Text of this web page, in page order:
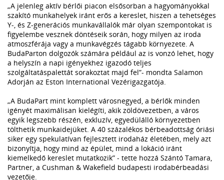
„A jelenleg aktív bérlői piacon elsősorban a hagyományokkal
szakító munkahelyek iránt erős a kereslet, hiszen a tehetséges
Y-, és Z-generációs munkavállalók már olyan szempontokat is
figyelembe vesznek döntéseik során, hogy milyen az iroda
atmoszférája vagy a munkavégzés tágabb környezete. A
BudaParton dolgozók számára például az is vonzó lehet, hogy
a helyszín a napi igényekhez igazodó teljes
szolgáltatáspalettát sorakoztat majd fel”- mondta Salamon
Adorján az Eston International Vezérigazgatója.
„A BudaPart mint komplett városnegyed, a bérlők minden
igényét maximálisan kielégíti, akik zöldövezetben, a város
egyik legszebb részén, exkluzív, egyedülálló környezetben
tölthetik munkaidejüket. A 40 százalékos bérbeadottság óriási
siker egy spekulatívan fejlesztett irodaház életében, mely azt
bizonyítja, hogy mind az épület, mind a lokáció iránt
kiemelkedő kereslet mutatkozik” - tette hozzá Szántó Tamara,
Partner, a Cushman & Wakefield budapesti irodabérbeadási
vezetője.